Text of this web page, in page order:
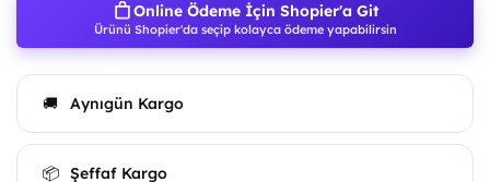
Online Ödeme İçin Shopier'a Git
Ürünü Shopier'da seçip kolayca ödeme yapabilirsin
🚚 Aynıgün Kargo
📦 Şeffaf Kargo